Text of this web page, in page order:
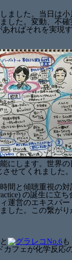
ました。当日は
した。変動、不
ればそれを実現
にします。世界
せてくれました。
間と傾聴重視の
の誕生に立
運営のエキスパ
した。この繋が
フェが化学反応